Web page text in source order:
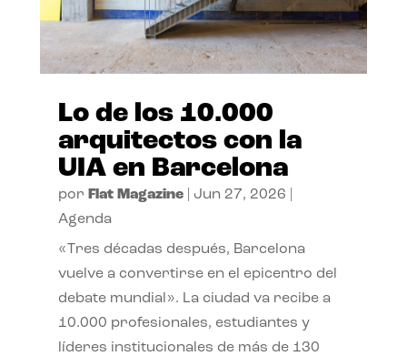
Lo de los 10.000
arquitectos con la
UIA en Barcelona
por Flat Magazine| Jun 27, 2026
Agenda
«Tres décadas después, Barcelona
vuelve a convertirse en el epicentro del
debate mundial». La ciudad va recibe a
10.000 profesionales, estudiantes y
líderes institucionales de más de 130